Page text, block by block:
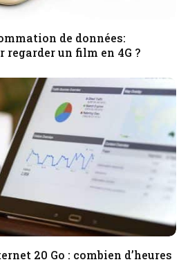
de données:
regarder un film en 4G ?
20 Go : combien d’heures